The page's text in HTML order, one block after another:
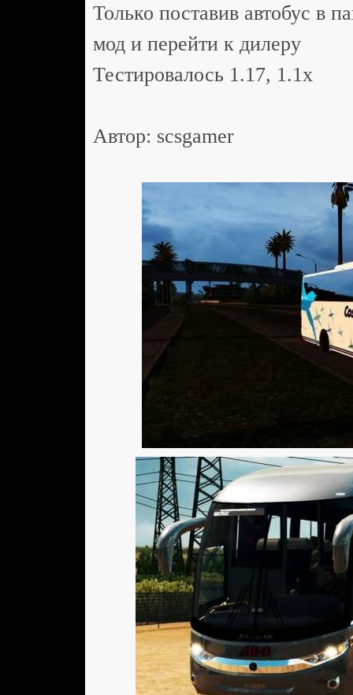
Только поставив автобус в
мод и перейти к дилеру
Тестировалось 1.17, 1.1x
Автор: scsgamer